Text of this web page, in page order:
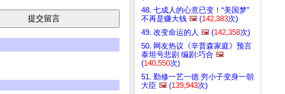
48. 七成人的心意已变！“美国梦”
不再是赚大钱 🖼️ (142,383次)
49. 改变命运的人 🖼️ (142,358次)
50. 网友热议《辛普森家庭》预言
泰坦号悲剧 编剧:巧合 🖼️
(140,550次)
51. 勤修一艺一德 穷小子变身一朝
大臣 🖼️ (139,943次)